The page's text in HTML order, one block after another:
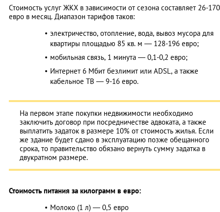
Стоимость услуг ЖКХ в зависимости от сезона составляет 26-170
евро в месяц. Диапазон тарифов таков:
электричество, отопление, вода, вывоз мусора для
квартиры площадью 85 кв. м — 128-196 евро;
мобильная связь, 1 минута — 0,1-0,2 евро;
Интернет 6 Мбит безлимит или ADSL, а также
кабельное ТВ — 9-16 евро.
На первом этапе покупки недвижимости необходимо
заключить договор при посредничестве адвоката, а также
выплатить задаток в размере 10% от стоимость жилья. Если
же здание будет сдано в эксплуатацию позже обещанного
срока, то правительство обязано вернуть сумму задатка в
двукратном размере.
Стоимость питания за килограмм в евро:
Молоко (1 л) — 0,5 евро